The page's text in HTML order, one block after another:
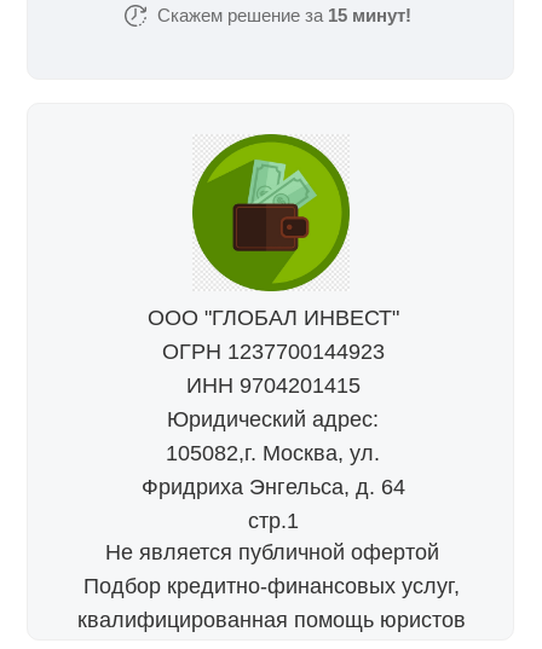
Скажем решение за 15 минут!
Не является публичной офертой
Подбор кредитно-финансовых услуг,
квалифицированная помощь юристов
ООО "ГЛОБАЛ ИНВЕСТ"
ОГРН 1237700144923
ИНН 9704201415
Юридический адрес:
105082,г. Москва, ул.
Фридриха Энгельса, д. 64
стр.1